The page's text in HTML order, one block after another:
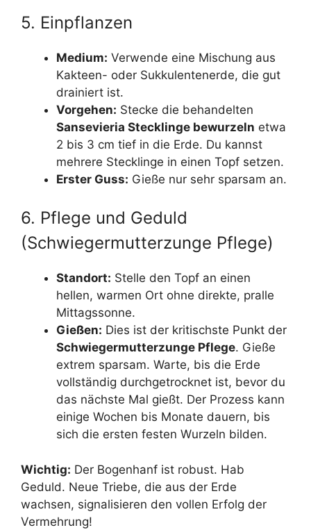
5. Einpflanzen
Medium: Verwende eine Mischung aus
Kakteen- oder Sukkulentenerde, die gut
drainiert ist.
Vorgehen: Stecke die behandelten
Sansevieria Stecklinge bewurzeln etwa
2 bis 3 cm tief in die Erde. Du kannst
mehrere Stecklinge in einen Topf setzen.
Erster Guss: Gieße nur sehr sparsam an.
6. Pflege und Geduld
(Schwiegermutterzunge Pflege)
Standort: Stelle den Topf an einen
hellen, warmen Ort ohne direkte, pralle
Mittagssonne.
Gießen: Dies ist der kritischste Punkt der
Schwiegermutterzunge Pflege. Gieße
extrem sparsam. Warte, bis die Erde
vollständig durchgetrocknet ist, bevor du
das nächste Mal gießt. Der Prozess kann
einige Wochen bis Monate dauern, bis
sich die ersten festen Wurzeln bilden.
Wichtig: Der Bogenhanf ist robust. Hab
Geduld. Neue Triebe, die aus der Erde
wachsen, signalisieren den vollen Erfolg der
Vermehrung!